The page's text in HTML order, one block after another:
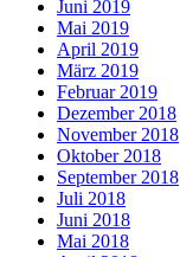
Juni 2019
Mai 2019
April 2019
März 2019
Februar 2019
Dezember 2018
November 2018
Oktober 2018
September 2018
Juli 2018
Juni 2018
Mai 2018